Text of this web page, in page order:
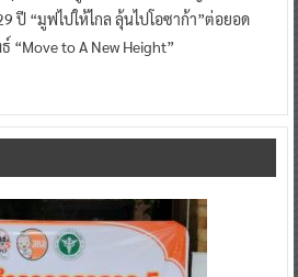
ปี “มูฟไปให้ไกล ลุ้นไปโอซาก้า”ต่อยอด
“Move to A New Height”